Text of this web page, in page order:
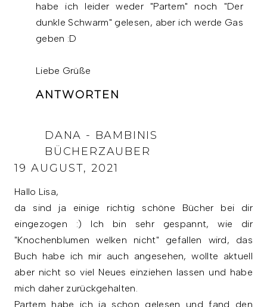
habe ich leider weder "Partem" noch "Der
dunkle Schwarm" gelesen, aber ich werde Gas
geben :D
Liebe Grüße
ANTWORTEN
DANA - BAMBINIS
BÜCHERZAUBER
19 AUGUST, 2021
Hallo Lisa,
da sind ja einige richtig schöne Bücher bei dir
eingezogen :) Ich bin sehr gespannt, wie dir
"Knochenblumen welken nicht" gefallen wird, das
Buch habe ich mir auch angesehen, wollte aktuell
aber nicht so viel Neues einziehen lassen und habe
mich daher zurückgehalten.
Partem habe ich ja schon gelesen und fand den